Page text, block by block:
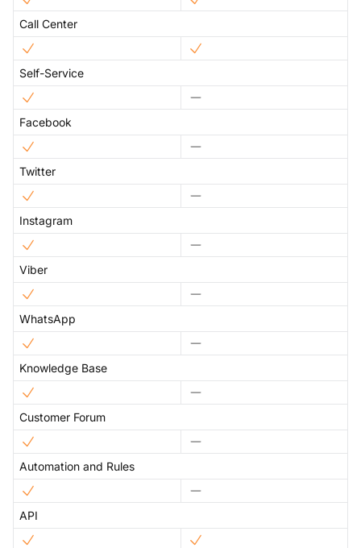
Call Center
Self-Service
Facebook
Twitter
Instagram
Viber
WhatsApp
Knowledge Base
Customer Forum
Automation and Rules
API